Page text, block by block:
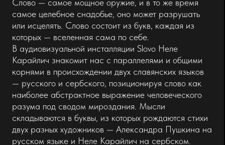
РАБОТЫ АВТОРА